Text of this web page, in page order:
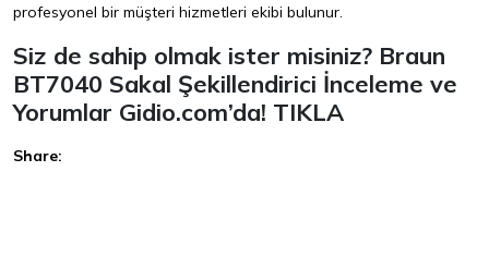
profesyonel bir müşteri hizmetleri ekibi bulunur.
Siz de sahip olmak ister misiniz? Braun
BT7040 Sakal Şekillendirici İnceleme ve
Yorumlar Gidio.com’da! TIKLA
Share: